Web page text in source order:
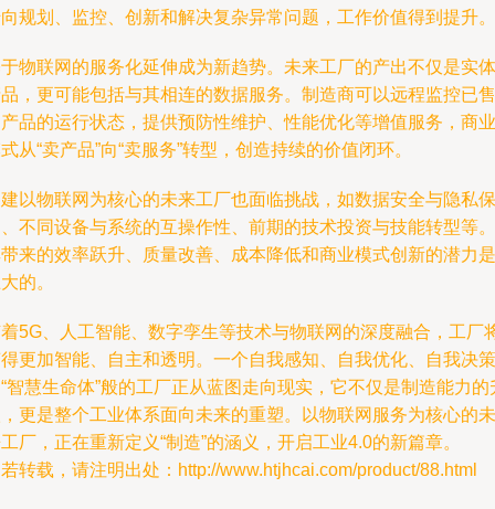
规划、监控、创新和解决复杂异常问题，工作价值得到提升。
物联网的服务化延伸成为新趋势。未来工厂的产出不仅是实体
，更可能包括与其相连的数据服务。制造商可以远程监控已售
品的运行状态，提供预防性维护、性能优化等增值服务，商业
从“卖产品”向“卖服务”转型，创造持续的价值闭环。
以物联网为核心的未来工厂也面临挑战，如数据安全与隐私保
不同设备与系统的互操作性、前期的技术投资与技能转型等。
来的效率跃升、质量改善、成本降低和商业模式创新的潜力是
的。
5G、人工智能、数字孪生等技术与物联网的深度融合，工厂
更加智能、自主和透明。一个自我感知、自我优化、自我决策
智慧生命体”般的工厂正从蓝图走向现实，它不仅是制造能力的
更是整个工业体系面向未来的重塑。以物联网服务为核心的未
厂，正在重新定义“制造”的涵义，开启工业4.0的新篇章。
转载，请注明出处：http://www.htjhcai.com/product/88.html